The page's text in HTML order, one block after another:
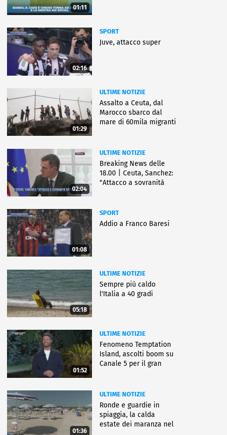
01:11
02:16
SPORT
Juve, attacco super
01:29
ULTIME NOTIZIE
Assalto a Ceuta, dal
Marocco sbarco dal
mare di 60mila migranti
02:04
ULTIME NOTIZIE
Breaking News delle
18.00 | Ceuta, Sanchez:
"Attacco a sovranità
01:08
SPORT
Addio a Franco Baresi
05:18
ULTIME NOTIZIE
Sempre più caldo
l'Italia a 40 gradi
01:52
ULTIME NOTIZIE
Fenomeno Temptation
Island, ascolti boom su
Canale 5 per il gran
01:36
ULTIME NOTIZIE
Ronde e guardie in
spiaggia, la calda
estate dei maranza nel